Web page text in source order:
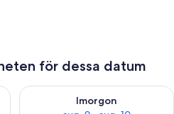
för dessa datum
ikväll aug. 8 - aug. 9
Imorgon
Kontrollera tillgängligheten